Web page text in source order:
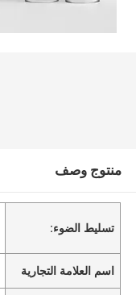
منتوج وصف
تسليط الضوء:
اسم العلامة التجارية